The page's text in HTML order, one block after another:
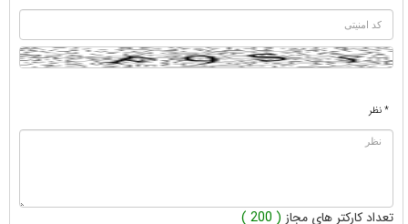
* نظر
تعداد کارکتر های مجاز ( 200 )